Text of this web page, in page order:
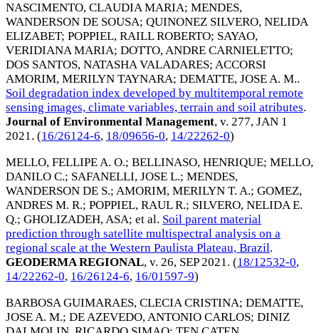
NASCIMENTO, CLAUDIA MARIA; MENDES,
WANDERSON DE SOUSA; QUINONEZ SILVERO, NELIDA
ELIZABET; POPPIEL, RAILL ROBERTO; SAYAO,
VERIDIANA MARIA; DOTTO, ANDRE CARNIELETTO;
DOS SANTOS, NATASHA VALADARES; ACCORSI
AMORIM, MERILYN TAYNARA; DEMATTE, JOSE A. M..
Soil degradation index developed by multitemporal remote
sensing images, climate variables, terrain and soil atributes.
Journal of Environmental Management, v. 277, JAN 1
2021. (16/26124-6, 18/09656-0, 14/22262-0)
MELLO, FELLIPE A. O.; BELLINASO, HENRIQUE; MELLO,
DANILO C.; SAFANELLI, JOSE L.; MENDES,
WANDERSON DE S.; AMORIM, MERILYN T. A.; GOMEZ,
ANDRES M. R.; POPPIEL, RAUL R.; SILVERO, NELIDA E.
Q.; GHOLIZADEH, ASA; et al. Soil parent material
prediction through satellite multispectral analysis on a
regional scale at the Western Paulista Plateau, Brazil.
GEODERMA REGIONAL, v. 26, SEP 2021. (18/12532-0,
14/22262-0, 16/26124-6, 16/01597-9)
BARBOSA GUIMARAES, CLECIA CRISTINA; DEMATTE,
JOSE A. M.; DE AZEVEDO, ANTONIO CARLOS; DINIZ